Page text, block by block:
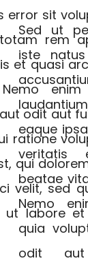
Sed ut
iste
eaque
veritatis
beatae
Nemo
quia
odit
error sit
rem
et quasi
enim
odit aut
ratione
qui
velit, sed
ut labore